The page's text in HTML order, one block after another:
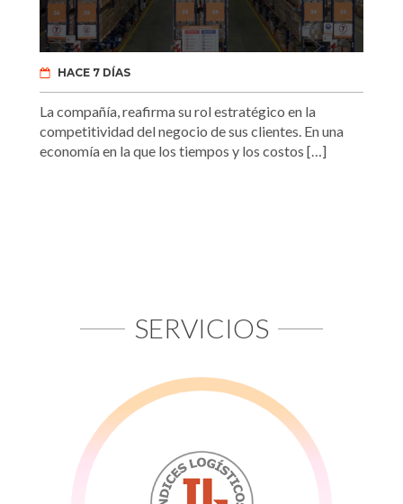
HACE 7 DÍAS
La compañía, reafirma su rol estratégico en la
competitividad del negocio de sus clientes. En una
economía en la que los tiempos y los costos […]
SERVICIOS